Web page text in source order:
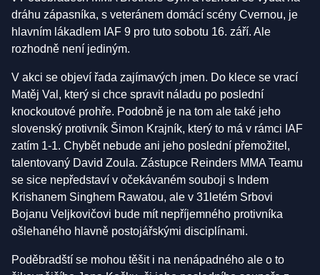
dráhu zápasníka, s veteránem domácí scény Cvernou, je
hlavním lákadlem IAF 9 pro tuto sobotu 16. září. Ale
rozhodně není jediným.
V akci se objeví řada zajímavých jmen. Do klece se vrací
Matěj Val, který si chce spravit náladu po poslední
knockoutové prohře. Podobně je na tom ale také jeho
slovenský protivník Šimon Krajník, který to má v rámci IAF
zatím 1-1. Chybět nebude ani jeho poslední přemožitel,
talentovaný David Zoula. Zástupce Reinders MMA Teamu
se sice nepředstaví v očekávaném souboji s Indem
Krishanem Singhem Rawatou, ale v 31letém Srbovi
Bojanu Veljkovičovi bude mít nepříjemného protivníka
ošlehaného hlavně postojářskými disciplínami.
Poděbradští se mohou těšit i na nenápadného ale o to